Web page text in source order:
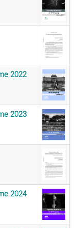
2022
2023
2024